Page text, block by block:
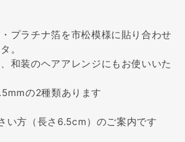
プラチナ箔を市松模様に貼り合わせ
。
和装のヘアアレンジにもお使いいた
の2種類あります
い方（長さ6.5cm）のご案内です